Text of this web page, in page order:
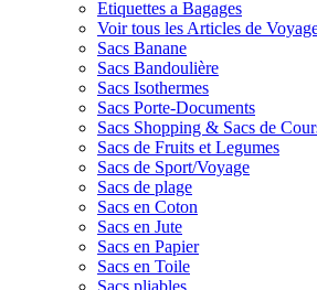
Etiquettes a Bagages
Voir tous les Articles de
Sacs Banane
Sacs Bandoulière
Sacs Isothermes
Sacs Porte-Documents
Sacs Shopping & Sacs de
Sacs de Fruits et Legumes
Sacs de Sport/Voyage
Sacs de plage
Sacs en Coton
Sacs en Jute
Sacs en Papier
Sacs en Toile
Sacs pliables